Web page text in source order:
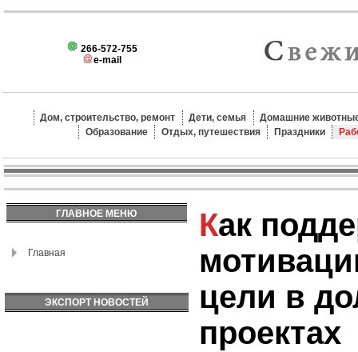
266-572-755
e-mail
Дом, строительство, ремонт Дети, семья
Домашние
Образование
Отдых, путешествия Праздники
ГЛАВНОЕ МЕНЮ
Главная
ЭКСПОРТ НОВОСТЕЙ
Как поддерживать
цели в
проектах